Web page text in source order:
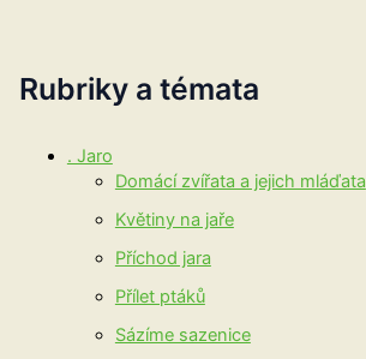
Rubriky a témata
. Jaro
Domácí zvířata a jejich mláďata
Květiny na jaře
Příchod jara
Přílet ptáků
Sázíme sazenice